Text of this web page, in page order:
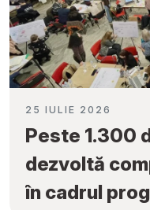
25 IULIE 2026
Peste 1.300
dezvoltă
în cadrul